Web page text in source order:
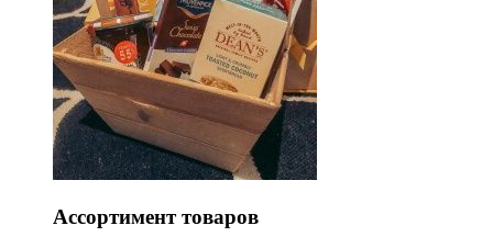
Ассортимент товаров